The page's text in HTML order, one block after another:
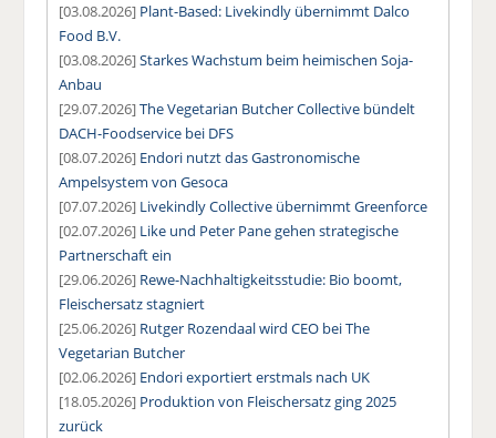
[03.08.2026] Plant-Based: Livekindly übernimmt Dalco
Food B.V.
[03.08.2026]Starkes Wachstum beim heimischen Soja-
Anbau
[29.07.2026]The Vegetarian Butcher Collective bündelt
DACH-Foodservice bei DFS
[08.07.2026] Endori nutzt das Gastronomische
Ampelsystem von Gesoca
[07.07.2026] Livekindly Collective übernimmt Greenforce
[02.07.2026] Like und Peter Pane gehen strategische
Partnerschaft ein
[29.06.2026] Rewe-Nachhaltigkeitsstudie: Bio boomt,
Fleischersatz stagniert
[25.06.2026] Rutger Rozendaal wird CEO bei The
Vegetarian Butcher
[02.06.2026] Endori exportiert erstmals nach UK
[18.05.2026] Produktion von Fleischersatz ging 2025
zurück